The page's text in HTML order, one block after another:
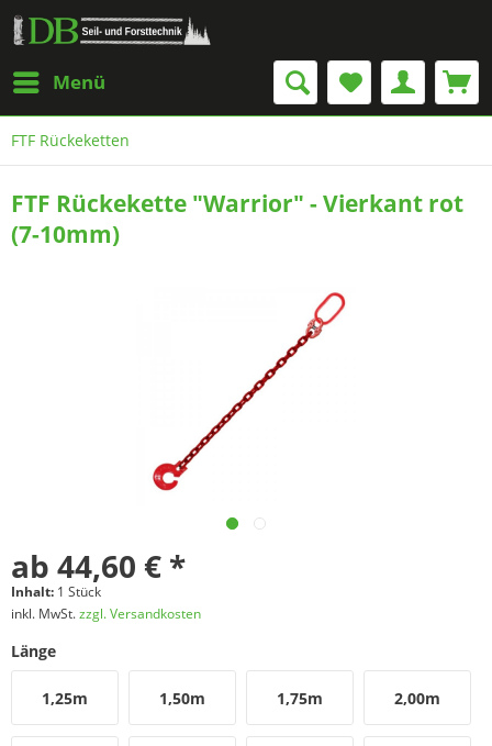
Menü
FTF Rückeketten
FTF Rückekette "Warrior" - Vierkant rot
(7-10mm)
ab 44,60 € *
Inhalt: 1 Stück
inkl. MwSt.zzgl. Versandkosten
Länge
1,25m 1,50m 1,75m 2,00m